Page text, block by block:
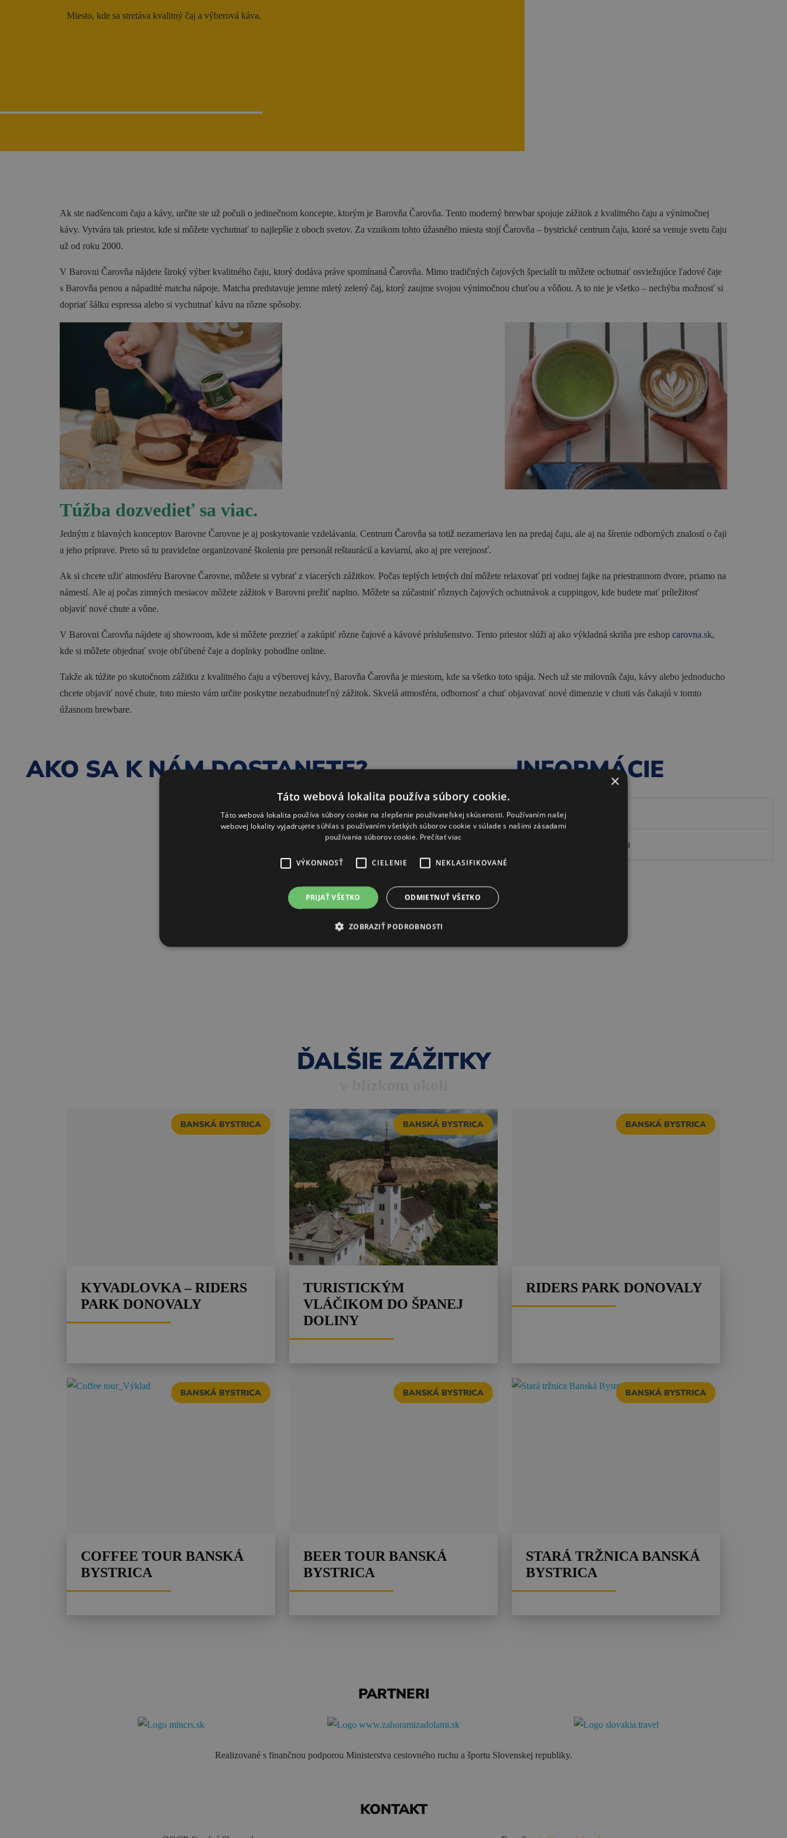
Gastronómia
Miesto, kde sa stretáva kvalitný čaj a výberová káva.
Ak ste nadšencom čaju a kávy, určite ste už počuli o jedinečnom koncepte, ktorým je Barovňa Čarovňa. Tento moderný brewbar spojuje zážitok z kvalitného čaju a výnimočnej
kávy. Vytvára tak priestor, kde si môžete vychutnať to najlepšie z oboch svetov. Za vznikom tohto úžasného miesta stojí Čarovňa – bystrické centrum čaju, ktoré sa venuje svetu čaju
už od roku 2000.
V Barovni Čarovňa nájdete široký výber kvalitného čaju, ktorý dodáva práve spomínaná Čarovňa. Mimo tradičných čajových špecialít tu môžete ochutnať osviežujúce ľadové čaje
s Barovňa penou a nápadité matcha nápoje. Matcha predstavuje jemne mletý zelený čaj, ktorý zaujme svojou výnimočnou chuťou a vôňou. A to nie je všetko – nechýba možnosť si
dopriať šálku espressa alebo si vychutnať kávu na rôzne spôsoby.
Túžba dozvedieť sa viac.
Jedným z hlavných konceptov Barovne Čarovne je aj poskytovanie vzdelávania. Centrum Čarovňa sa totiž nezameriava len na predaj čaju, ale aj na šírenie odborných znalostí o čaji
a jeho príprave. Preto sú tu pravidelne organizované školenia pre personál reštaurácií a kaviarní, ako aj pre verejnosť.
Ak si chcete užiť atmosféru Barovne Čarovne, môžete si vybrať z viacerých zážitkov. Počas teplých letných dní môžete relaxovať pri vodnej fajke na priestrannom dvore, priamo na
námestí. Ale aj počas zimných mesiacov môžete zážitok v Barovni prežiť naplno. Môžete sa zúčastniť rôznych čajových ochutnávok a cuppingov, kde budete mať príležitosť
objaviť nové chute a vône.
V Barovni Čarovňa nájdete aj showroom, kde si môžete prezrieť a zakúpiť rôzne čajové a kávové príslušenstvo. Tento priestor slúži aj ako výkladná skriňa pre eshop carovna.sk,
kde si môžete objednať svoje obľúbené čaje a doplnky pohodlne online.
Takže ak túžite po skutočnom zážitku z kvalitného čaju a výberovej kávy, Barovňa Čarovňa je miestom, kde sa všetko toto spája. Nech už ste milovník čaju, kávy alebo jednoducho
chcete objaviť nové chute, toto miesto vám určite poskytne nezabudnuteľný zážitok. Skvelá atmosféra, odbornosť a chuť objavovať nové dimenzie v chuti vás čakajú v tomto
úžasnom brewbare.
AKO SA K NÁM DOSTANETE? INFORMÁCIE
Web obchod.carovna.sk
bit.ly/barovnacarovna
ĎALŠIE ZÁŽITKY
BANSKÁ BYSTRICA
KYVADLOVKA – RIDERS
PARK DONOVALY
BANSKÁ BYSTRICA
TURISTICKÝM
VLÁČIKOM DO ŠPANEJ
DOLINY
BANSKÁ BYSTRICA
RIDERS PARK DONOVALY
BANSKÁ BYSTRICA
COFFEE TOUR BANSKÁ
BYSTRICA
BANSKÁ BYSTRICA
BEER TOUR BANSKÁ
BYSTRICA
BANSKÁ BYSTRICA
STARÁ TRŽNICA BANSKÁ
BYSTRICA
PARTNERI
Realizované s finančnou podporou Ministerstva cestovného ruchu a športu Slovenskej republiky.
KONTAKT
×
Táto webová lokalita používa súbory cookie.
Táto webová lokalita používa súbory cookie na zlepšenie používateľskej skúsenosti. Používaním našej
webovej lokality vyjadrujete súhlas s používaním všetkých súborov cookie v súlade s našimi zásadami
používania súborov cookie. Prečítať viac
VÝKONNOSŤ CIELENIE NEKLASIFIKOVANÉ
PRIJAŤ VŠETKO ODMIETNUŤ VŠETKO
ZOBRAZIŤ PODROBNOSTI